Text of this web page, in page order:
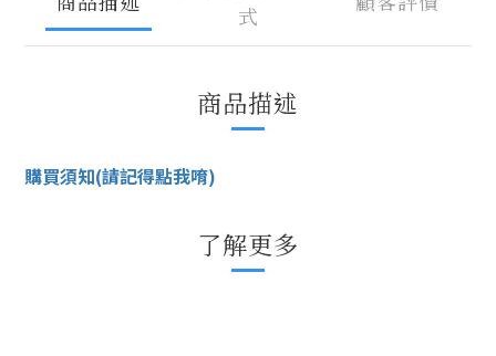
式
商品描述
購買須知(請記得點我唷)
了解更多